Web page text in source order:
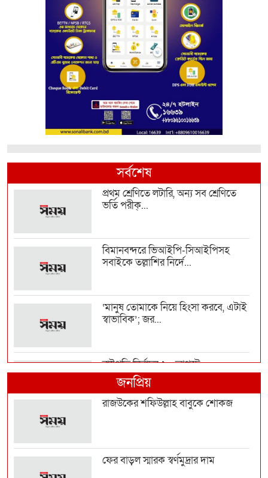
সর্বশেষ
প্রথম শ্রেণিতে লটারি, অন্য সব শ্রেণিতে
ভর্তি পরীক্...
বিমানবন্দরে ভিআইপি-সিআইপিসহ
সবাইকে তল্লাশির নির্দে...
‘মানুষ তোমাকে নিয়ে হিংসা করবে, এটাই
স্বাভাবিক’; জর...
রাষ্ট্রপতি নির্বাচন ২০ আগস্ট
জনপ্রিয়
রাজউকের শফিউল্লাহ বাবুকে শোকজ
ফের বাড়ল স্মারক স্বর্ণমুদ্রার দাম